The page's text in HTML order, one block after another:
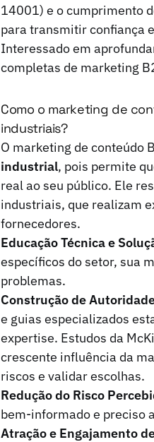
14001) e o cumprimento
para transmitir confiança
Interessado em
completas de marketing
Como o marketing de
industriais?
O marketing de conteúdo
industrial, pois permite
real ao seu público. Ele
industriais, que realizam
fornecedores.
Educação Técnica e
específicos do setor, sua
problemas.
Construção de
e guias especializados
expertise. Estudos da
crescente influência da
riscos e validar escolhas.
Redução do Risco
bem-informado e preciso
Atração e Engajamento